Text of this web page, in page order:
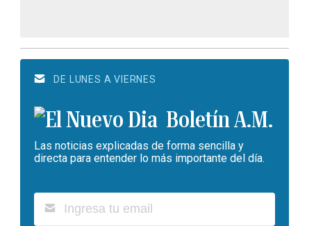
DE LUNES A VIERNES
Boletín A.M.
Las noticias explicadas de forma sencilla y
directa para entender lo más importante del día.